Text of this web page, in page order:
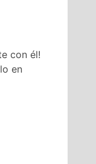
con él!
en